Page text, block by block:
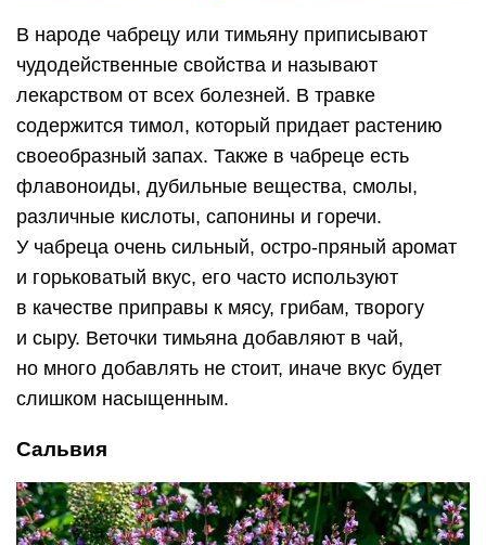
В народе чабрецу или тимьяну приписывают
чудодейственные свойства и называют
лекарством от всех болезней. В травке
содержится тимол, который придает растению
своеобразный запах. Также в чабреце есть
флавоноиды, дубильные вещества, смолы,
различные кислоты, сапонины и горечи.
У чабреца очень сильный, остро-пряный аромат
и горьковатый вкус, его часто используют
в качестве приправы к мясу, грибам, творогу
и сыру. Веточки тимьяна добавляют в чай,
но много добавлять не стоит, иначе вкус будет
слишком насыщенным.
Сальвия